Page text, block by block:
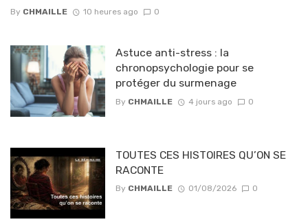
By CHMAILLE 10 heures ago 0
Astuce anti-stress : la
chronopsychologie pour se
protéger du surmenage
By CHMAILLE 4 jours ago 0
TOUTES CES HISTOIRES QU’ON SE
RACONTE
By CHMAILLE 01/08/2026 0